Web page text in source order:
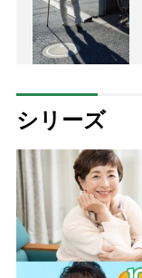
シリーズ